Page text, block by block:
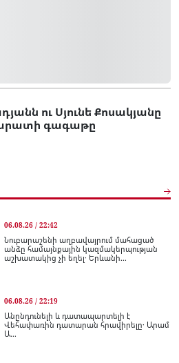
ու Սյունե Քոսակյանը
գագաթը
06.08.26 / 22:42
Նուբարաշենի աղբավայրում մահացած
անձը համայնքային կազմակերպության
աշխատակից չի եղել․ Երևանի...
06.08.26 / 22:19
Անընդունելի և դատապարտելի է
Վեհափառին դատարան հրավիրելը․ Արամ
Ա...